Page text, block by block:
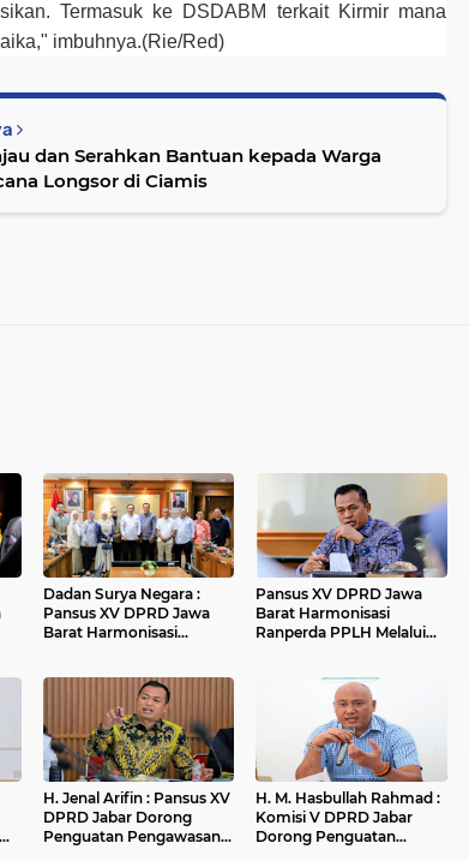
Termasuk ke DSDABM terkait Kirmir mana
imbuhnya.(Rie/Red)
dan Serahkan Bantuan kepada Warga
Longsor di Ciamis
Dadan Surya Negara :
Pansus XV DPRD Jawa
Barat Harmonisasi
Pansus XV DPRD Jawa
Barat Harmonisasi
Ranperda PPLH Melalui
H. Jenal Arifin : Pansus XV
DPRD Jabar Dorong
Penguatan Pengawasan
H. M. Hasbullah Rahmad :
Komisi V DPRD Jabar
Dorong Penguatan